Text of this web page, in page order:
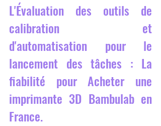
L'Évaluation des outils de
calibration et
d'automatisation pour le
lancement des tâches : La
fiabilité pour Acheter une
imprimante 3D Bambulab en
France.